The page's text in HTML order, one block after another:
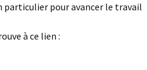
particulier pour avancer le travail
à ce lien :